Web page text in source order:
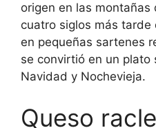
origen en las
cuatro siglos más
en pequeñas sartenes
se convirtió en un plato
Navidad y Nochevieja.
Queso